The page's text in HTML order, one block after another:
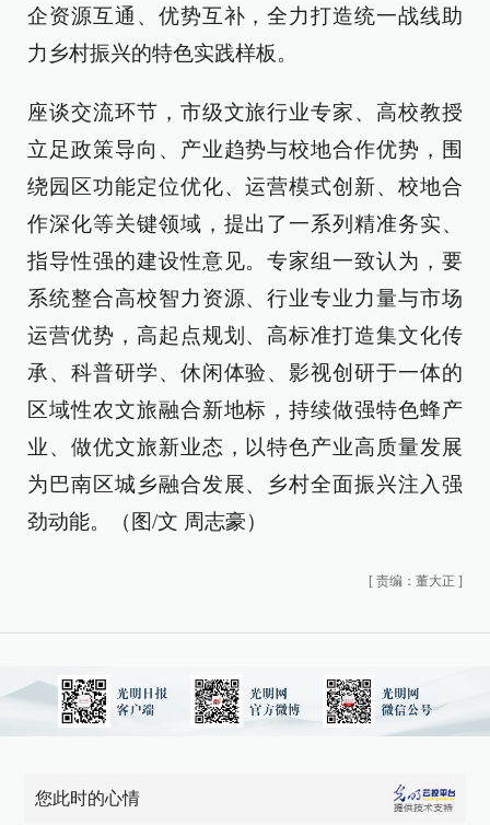
企资源互通、优势互补，全力打造统一战线助
力乡村振兴的特色实践样板。
座谈交流环节，市级文旅行业专家、高校教授
立足政策导向、产业趋势与校地合作优势，围
绕园区功能定位优化、运营模式创新、校地合
作深化等关键领域，提出了一系列精准务实、
指导性强的建设性意见。专家组一致认为，要
系统整合高校智力资源、行业专业力量与市场
运营优势，高起点规划、高标准打造集文化传
承、科普研学、休闲体验、影视创研于一体的
区域性农文旅融合新地标，持续做强特色蜂产
业、做优文旅新业态，以特色产业高质量发展
为巴南区城乡融合发展、乡村全面振兴注入强
劲动能。（图/文 周志豪）
[ 责编：董大正 ]
您此时的心情